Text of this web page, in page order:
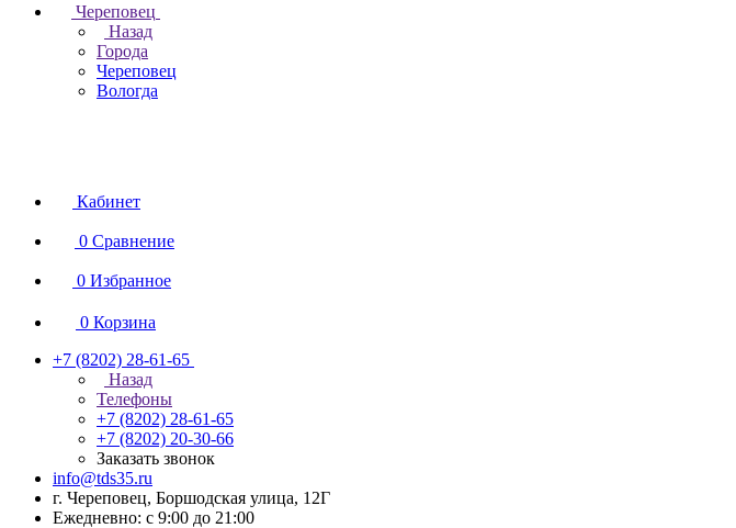
Череповец
Назад
Города
Череповец
Вологда
Кабинет
0 Сравнение
0 Избранное
0 Корзина
+7 (8202) 28‑61-65
Назад
Телефоны
+7 (8202) 28‑61-65
+7 (8202) 20‑30-66
Заказать звонок
info@tds35.ru
г. Череповец, Боршодская улица, 12Г
Ежедневно: с 9:00 до 21:00